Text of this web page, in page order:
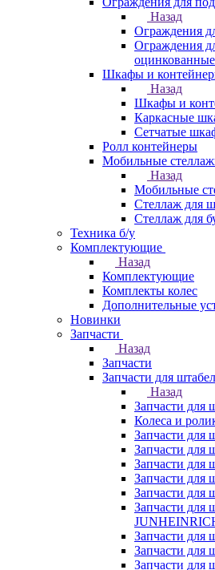
Назад
Ограждения
Ограждения
оцинкованные
Шкафы и
Назад
Шкафы и
Каркасные
Сетчатые
Ролл контейнеры
Мобильные
Назад
Мобильные
Стеллаж для
Стеллаж для
Техника б/у
Комплектующие
Назад
Комплектующие
Комплекты колес
Дополнительные
Новинки
Запчасти
Назад
Запчасти
Запчасти для
Назад
Запчасти для
Колеса и
Запчасти для
Запчасти для
Запчасти для
Запчасти для
Запчасти для
Запчасти для
Запчасти для
Запчасти для
Запчасти для